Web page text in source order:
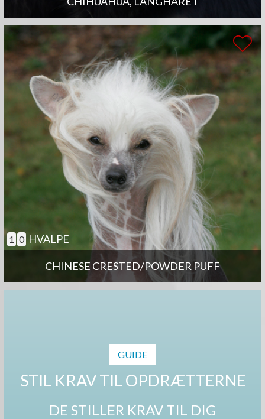
CHINESE CRESTED/POWDER PUFF
1 0 HVALPE
GUIDE
STIL KRAV TIL OPDRÆTTERNE
DE STILLER KRAV TIL DIG